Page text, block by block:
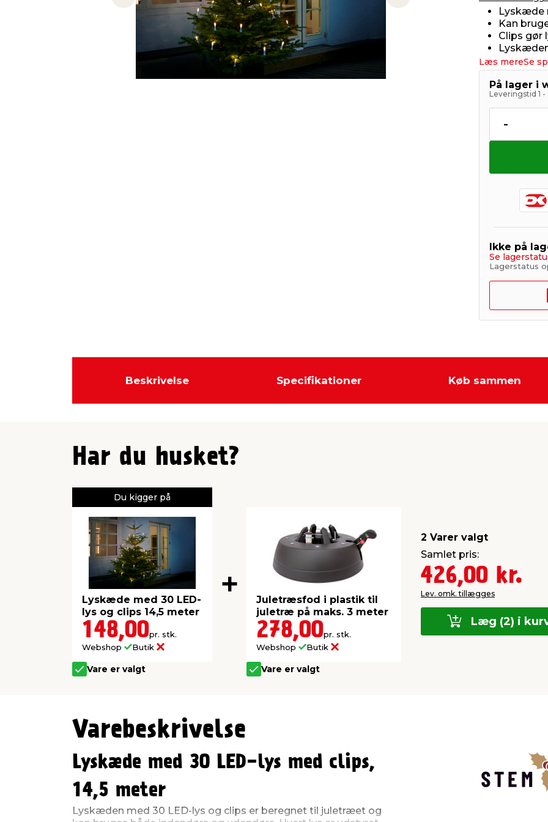
Previous slide Next slide
Lyskæde
Kan
Clips gør
Læs mereSe
På lager i
Leveringstid 1
-
Ikke på
Se
Lagerstatus
Beskrivelse Specifikationer Køb sammen
Har du husket?
Du kigger på
Lyskæde med 30 LED-
lys og clips 14,5 meter
148,00pr. stk.
Webshop
Butik
Vare er valgt
Juletræsfod i plastik til
juletræ på maks. 3 meter
278,00pr. stk.
Webshop
Butik
Vare er valgt
2 Varer valgt
Samlet pris:
426,00 kr.
Lev. omk. tillægges
Læg (2) i
Varebeskrivelse
Lyskæde med 30 LED-lys med clips,
14,5 meter
Lyskæden med 30 LED-lys og clips er beregnet til juletræet og